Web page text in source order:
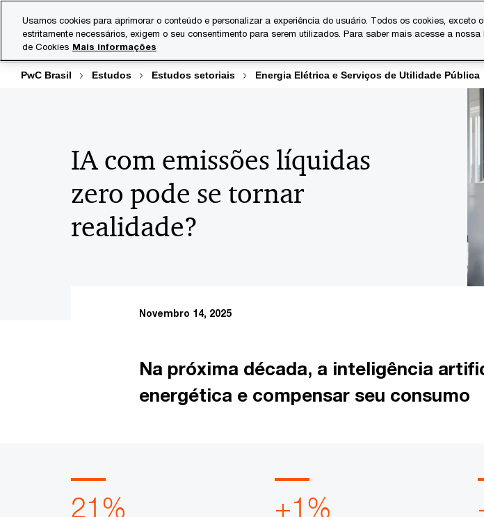
content
footer
Serviços
PwC Brasil Estudos Estudos setoriais Energia Elétrica e Serviços de Utilidade Pública
IA com emissões líquidas
zero pode se tornar
realidade?
Novembro 14, 2025
Na próxima década, a inteligência
energética e compensar seu consumo
21% +1%
Usamos cookies para aprimorar o conteúdo e personalizar a experiência do usuário. Todos os cookies, exceto
estritamente necessários, exigem o seu consentimento para serem utilizados. Para saber mais acesse a nossa
de Cookies Mais informações